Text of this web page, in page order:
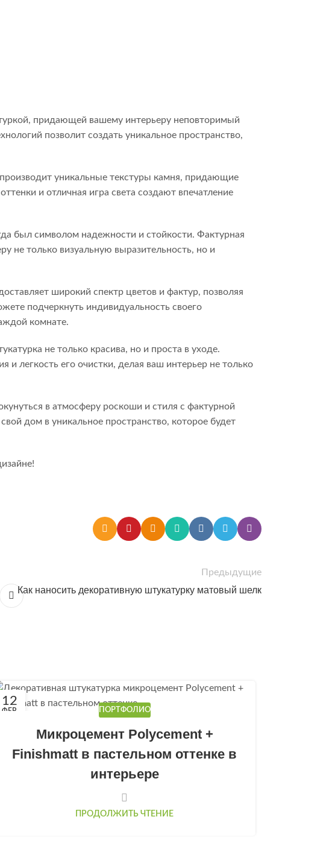
придающей вашему интерьеру неповторимый
позволит создать уникальное пространство,
уникальные текстуры камня, придающие
и отличная игра света создают впечатление
был символом надежности и стойкости. Фактурная
не только визуальную выразительность, но и
широкий спектр цветов и фактур, позволяя
подчеркнуть индивидуальность своего
комнате.
не только красива, но и проста в уходе.
легкость его очистки, делая ваш интерьер не только
в атмосферу роскоши и стиля с фактурной
дом в уникальное пространство, которое будет
Предыдущие
Как наносить декоративную штукатурку матовый шелк
12
ФЕВ ПОРТФОЛИО
Микроцемент Polycement +
Finishmatt в пастельном оттенке в
интерьере
ПРОДОЛЖИТЬ ЧТЕНИЕ